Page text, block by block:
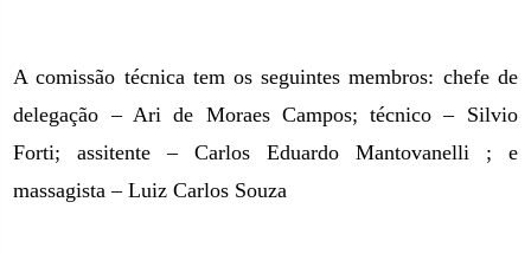
A comissão técnica tem os seguintes membros: chefe de
delegação – Ari de Moraes Campos; técnico – Silvio
Forti; assitente – Carlos Eduardo Mantovanelli ; e
massagista – Luiz Carlos Souza